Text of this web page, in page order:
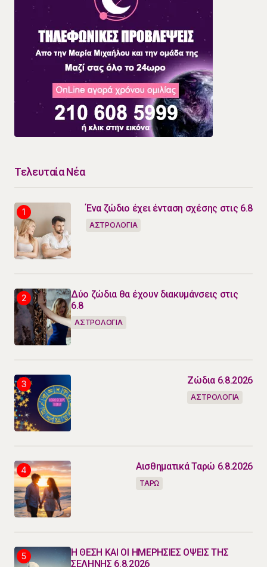
Τελευταία Νέα
Ένα ζώδιο έχει ένταση σχέσης στις 6.8
ΑΣΤΡΟΛΟΓΙΑ
Δύο ζώδια θα έχουν διακυμάνσεις στις
6.8
ΑΣΤΡΟΛΟΓΙΑ
Ζώδια 6.8.2026
ΑΣΤΡΟΛΟΓΙΑ
Αισθηματικά Ταρώ 6.8.2026
ΤΑΡΩ
Η ΘΕΣΗ ΚΑΙ ΟΙ ΗΜΕΡΗΣΙΕΣ ΟΨΕΙΣ ΤΗΣ
ΣΕΛΗΝΗΣ 6.8.2026